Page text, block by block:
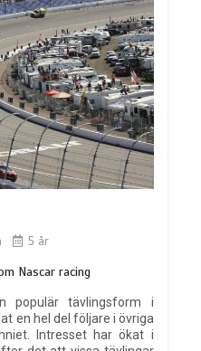
5 år
Nascar racing
populär tävlingsform i
en hel del följare i övriga
Intresset har ökat i